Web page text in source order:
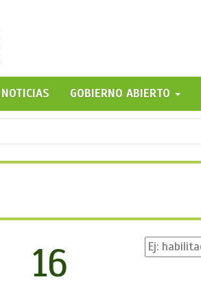
NOTICIAS GOBIERNO ABIERTO
16